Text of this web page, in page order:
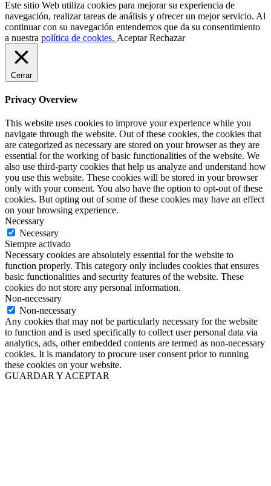
Este sitio Web utiliza cookies para mejorar su experiencia de
navegación, realizar tareas de análisis y ofrecer un mejor servicio. Al
continuar con su navegación entendemos que da su consentimiento
a nuestra política de cookies. Aceptar Rechazar
Cerrar
Privacy Overview
This website uses cookies to improve your experience while you
navigate through the website. Out of these cookies, the cookies that
are categorized as necessary are stored on your browser as they are
essential for the working of basic functionalities of the website. We
also use third-party cookies that help us analyze and understand how
you use this website. These cookies will be stored in your browser
only with your consent. You also have the option to opt-out of these
cookies. But opting out of some of these cookies may have an effect
on your browsing experience.
Necessary
Necessary
Siempre activado
Necessary cookies are absolutely essential for the website to
function properly. This category only includes cookies that ensures
basic functionalities and security features of the website. These
cookies do not store any personal information.
Non-necessary
Non-necessary
Any cookies that may not be particularly necessary for the website
to function and is used specifically to collect user personal data via
analytics, ads, other embedded contents are termed as non-necessary
cookies. It is mandatory to procure user consent prior to running
these cookies on your website.
GUARDAR Y ACEPTAR